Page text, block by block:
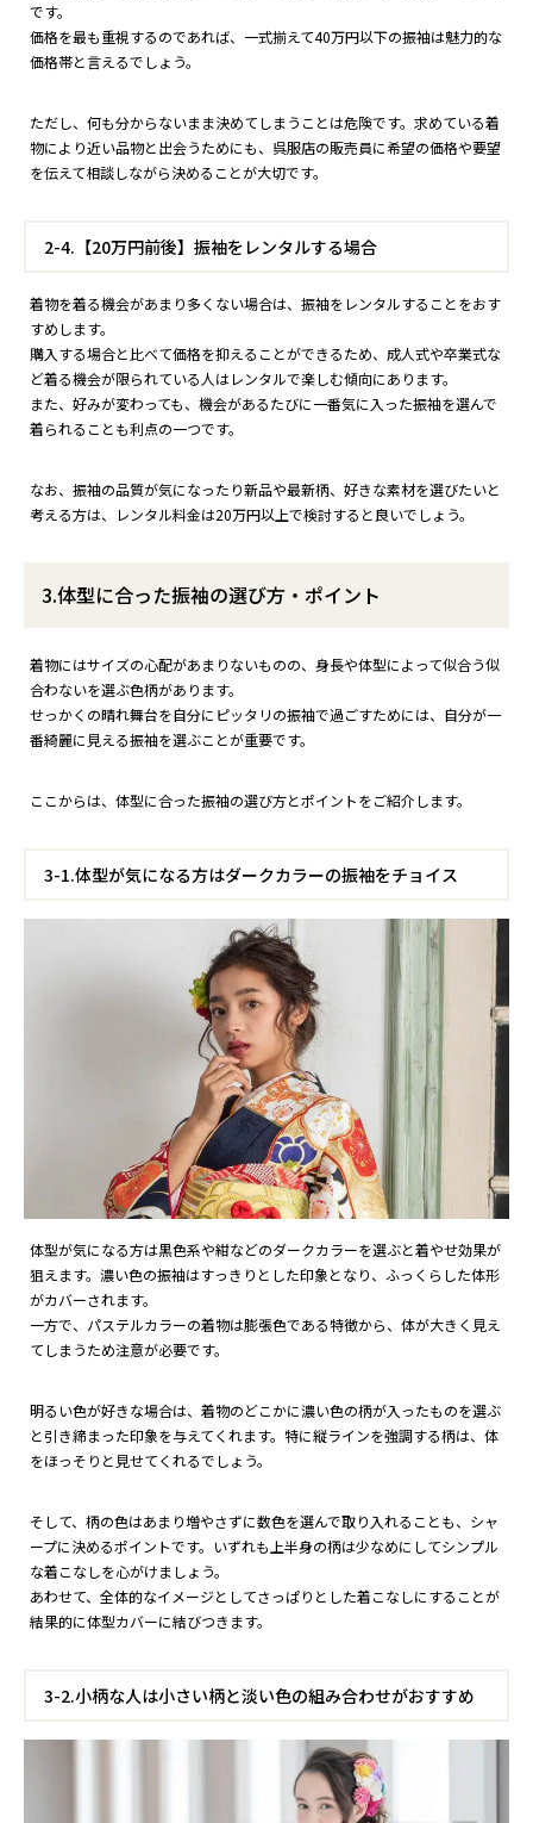
です。
価格を最も重視するのであれば、一式揃えて40万円以下の振袖は魅力的な
価格帯と言えるでしょう。
ただし、何も分からないまま決めてしまうことは危険です。求めている着
物により近い品物と出会うためにも、呉服店の販売員に希望の価格や要望
を伝えて相談しながら決めることが大切です。
2-4.【20万円前後】振袖をレンタルする場合
着物を着る機会があまり多くない場合は、振袖をレンタルすることをおす
すめします。
購入する場合と比べて価格を抑えることができるため、成人式や卒業式な
ど着る機会が限られている人はレンタルで楽しむ傾向にあります。
また、好みが変わっても、機会があるたびに一番気に入った振袖を選んで
着られることも利点の一つです。
なお、振袖の品質が気になったり新品や最新柄、好きな素材を選びたいと
考える方は、レンタル料金は20万円以上で検討すると良いでしょう。
3.体型に合った振袖の選び方・ポイント
着物にはサイズの心配があまりないものの、身長や体型によって似合う似
合わないを選ぶ色柄があります。
せっかくの晴れ舞台を自分にピッタリの振袖で過ごすためには、自分が一
番綺麗に見える振袖を選ぶことが重要です。
ここからは、体型に合った振袖の選び方とポイントをご紹介します。
3-1.体型が気になる方はダークカラーの振袖をチョイス
体型が気になる方は黒色系や紺などのダークカラーを選ぶと着やせ効果が
狙えます。濃い色の振袖はすっきりとした印象となり、ふっくらした体形
がカバーされます。
一方で、パステルカラーの着物は膨張色である特徴から、体が大きく見え
てしまうため注意が必要です。
明るい色が好きな場合は、着物のどこかに濃い色の柄が入ったものを選ぶ
と引き締まった印象を与えてくれます。特に縦ラインを強調する柄は、体
をほっそりと見せてくれるでしょう。
そして、柄の色はあまり増やさずに数色を選んで取り入れることも、シャ
ープに決めるポイントです。いずれも上半身の柄は少なめにしてシンプル
な着こなしを心がけましょう。
あわせて、全体的なイメージとしてさっぱりとした着こなしにすることが
結果的に体型カバーに結びつきます。
3-2.小柄な人は小さい柄と淡い色の組み合わせがおすすめ